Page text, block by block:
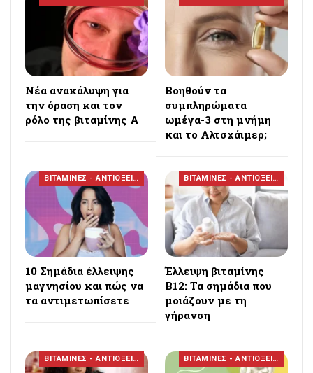
Νέα ανακάλυψη για
την όραση και τον
ρόλο της βιταμίνης Α
Βοηθούν τα
συμπληρώματα
ωμέγα-3 στη μνήμη
και το Αλτσχάιμερ;
ΒΙΤΑΜΙΝΕΣ - ΑΝΤΙΟΞΕΙΔΩΤΙΚΑ
10 Σημάδια έλλειψης
μαγνησίου και πώς να
τα αντιμετωπίσετε
ΒΙΤΑΜΙΝΕΣ - ΑΝΤΙΟΞΕΙΔΩΤΙΚΑ
Έλλειψη βιταμίνης
Β12: Τα σημάδια που
μοιάζουν με τη
γήρανση
ΒΙΤΑΜΙΝΕΣ - ΑΝΤΙΟΞΕΙΔΩΤΙΚΑ ΒΙΤΑΜΙΝΕΣ - ΑΝΤΙΟΞΕΙΔΩΤΙΚΑ